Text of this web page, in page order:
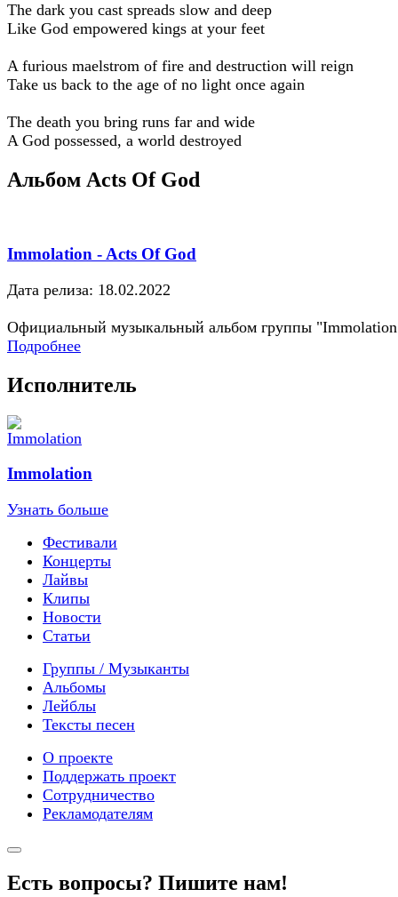
The dark you cast spreads slow and deep
Like God empowered kings at your feet
A furious maelstrom of fire and destruction will reign
Take us back to the age of no light once again
The death you bring runs far and wide
A God possessed, a world destroyed
Альбом Acts Of God
Immolation - Acts Of God
Дата релиза: 18.02.2022
Официальный музыкальный альбом группы
Подробнее
Исполнитель
Immolation
Узнать больше
Фестивали
Концерты
Лайвы
Клипы
Новости
Статьи
Группы / Музыканты
Альбомы
Лейблы
Тексты песен
О проекте
Поддержать проект
Сотрудничество
Рекламодателям
Есть вопросы? Пишите нам!